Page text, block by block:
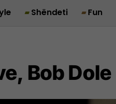
Shëndeti Fun
Bob Dole